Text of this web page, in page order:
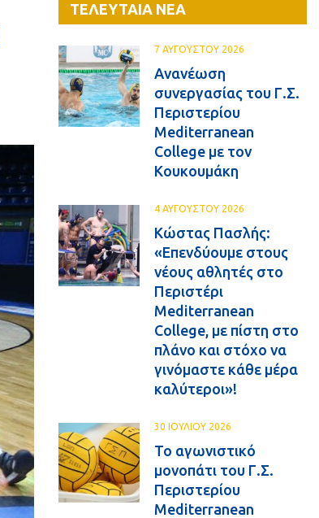
ΤΕΛΕΥΤΑΙΑ ΝΕΑ
7 ΑΥΓΟΥΣΤΟΥ 2026
Ανανέωση
συνεργασίας του Γ.Σ.
Περιστερίου
Mediterranean
College με τον
Κουκουμάκη
4 ΑΥΓΟΥΣΤΟΥ 2026
Κώστας Πασλής:
«Επενδύουμε στους
νέους αθλητές στο
Περιστέρι
Mediterranean
College, με πίστη στο
πλάνο και στόχο να
γινόμαστε κάθε μέρα
καλύτεροι»!
30 ΙΟΥΛΙΟΥ 2026
Το αγωνιστικό
μονοπάτι του Γ.Σ.
Περιστερίου
Mediterranean